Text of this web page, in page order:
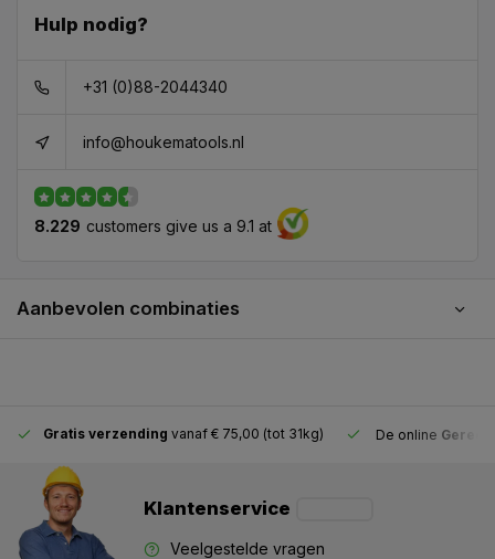
Hulp nodig?
+31 (0)88-2044340
info@houkematools.nl
8.229 customers give us a 9.1 at
Aanbevolen combinaties
Gratis verzending vanaf € 75,00 (tot 31kg) De online
Klantenservice
Veelgestelde vragen